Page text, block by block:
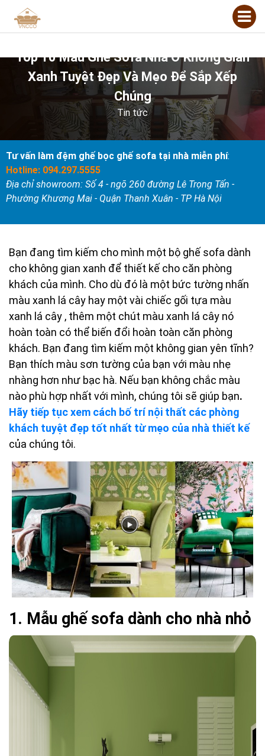
Top 10 Mẫu Ghế Sofa Nhà Ở Không Gian
Xanh Tuyệt Đẹp Và Mẹo Để Sắp Xếp
Chúng
Tin tức
Tư vấn làm đệm ghế bọc ghế sofa tại nhà miễn phí:
Hotline: 094.297.5555
Địa chỉ showroom: Số 4 - ngõ 260 đường Lê Trọng Tấn -
Phường Khương Mai - Quận Thanh Xuân - TP Hà Nội
Bạn đang tìm kiếm cho mình một bộ ghế sofa dành
cho không gian xanh để thiết kế cho căn phòng
khách của mình. Cho dù đó là một bức tường nhấn
màu xanh lá cây hay một vài chiếc gối tựa màu
xanh lá cây , thêm một chút màu xanh lá cây nó
hoàn toàn có thể biến đổi hoàn toàn căn phòng
khách. Bạn đang tìm kiếm một không gian yên tĩnh?
Bạn thích màu sơn tường của bạn với màu nhẹ
nhàng hơn như bạc hà. Nếu bạn không chắc màu
nào phù hợp nhất với mình, chúng tôi sẽ giúp bạn.
Hãy tiếp tục xem cách bố trí nội thất các phòng
khách tuyệt đẹp tốt nhất từ mẹo của nhà thiết kế
của chúng tôi.
1. Mẫu ghế sofa dành cho nhà nhỏ